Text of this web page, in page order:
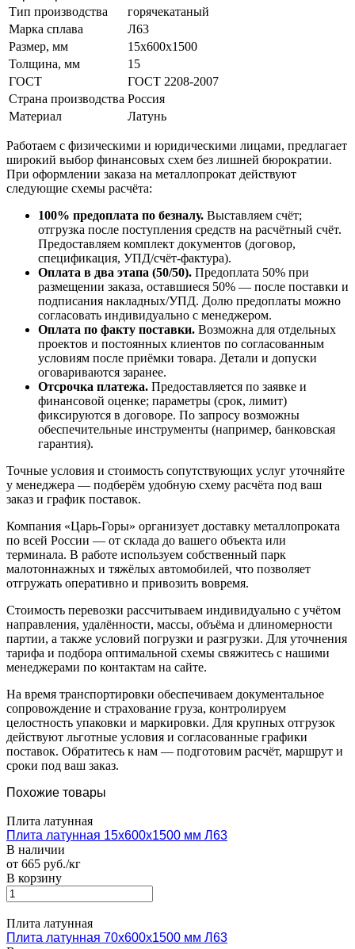
Тип производства
горячекатаный
Марка сплава
Л63
Размер, мм
15х600х1500
Толщина, мм
15
ГОСТ
ГОСТ 2208-2007
Страна производства Россия
Материал
Латунь
Работаем с физическими и юридическими лицами, предлагает
широкий выбор финансовых схем без лишней бюрократии.
При оформлении заказа на металлопрокат действуют
следующие схемы расчёта:
100% предоплата по безналу. Выставляем счёт;
отгрузка после поступления средств на расчётный счёт.
Предоставляем комплект документов (договор,
спецификация, УПД/счёт-фактура).
Оплата в два этапа (50/50). Предоплата 50% при
размещении заказа, оставшиеся 50% — после поставки и
подписания накладных/УПД. Долю предоплаты можно
согласовать индивидуально с менеджером.
Оплата по факту поставки. Возможна для отдельных
проектов и постоянных клиентов по согласованным
условиям после приёмки товара. Детали и допуски
оговариваются заранее.
Отсрочка платежа. Предоставляется по заявке и
финансовой оценке; параметры (срок, лимит)
фиксируются в договоре. По запросу возможны
обеспечительные инструменты (например, банковская
гарантия).
Точные условия и стоимость сопутствующих услуг уточняйте
у менеджера — подберём удобную схему расчёта под ваш
заказ и график поставок.
Компания «Царь-Горы» организует доставку металлопроката
по всей России — от склада до вашего объекта или
терминала. В работе используем собственный парк
малотоннажных и тяжёлых автомобилей, что позволяет
отгружать оперативно и привозить вовремя.
Стоимость перевозки рассчитываем индивидуально с учётом
направления, удалённости, массы, объёма и длиномерности
партии, а также условий погрузки и разгрузки. Для уточнения
тарифа и подбора оптимальной схемы свяжитесь с нашими
менеджерами по контактам на сайте.
На время транспортировки обеспечиваем документальное
сопровождение и страхование груза, контролируем
целостность упаковки и маркировки. Для крупных отгрузок
действуют льготные условия и согласованные графики
поставок. Обратитесь к нам — подготовим расчёт, маршрут и
сроки под ваш заказ.
Похожие товары
Плита латунная
Плита латунная 15х600х1500 мм Л63
В наличии
от 665 руб./кг
В корзину
Плита латунная
Плита латунная 70х600х1500 мм Л63